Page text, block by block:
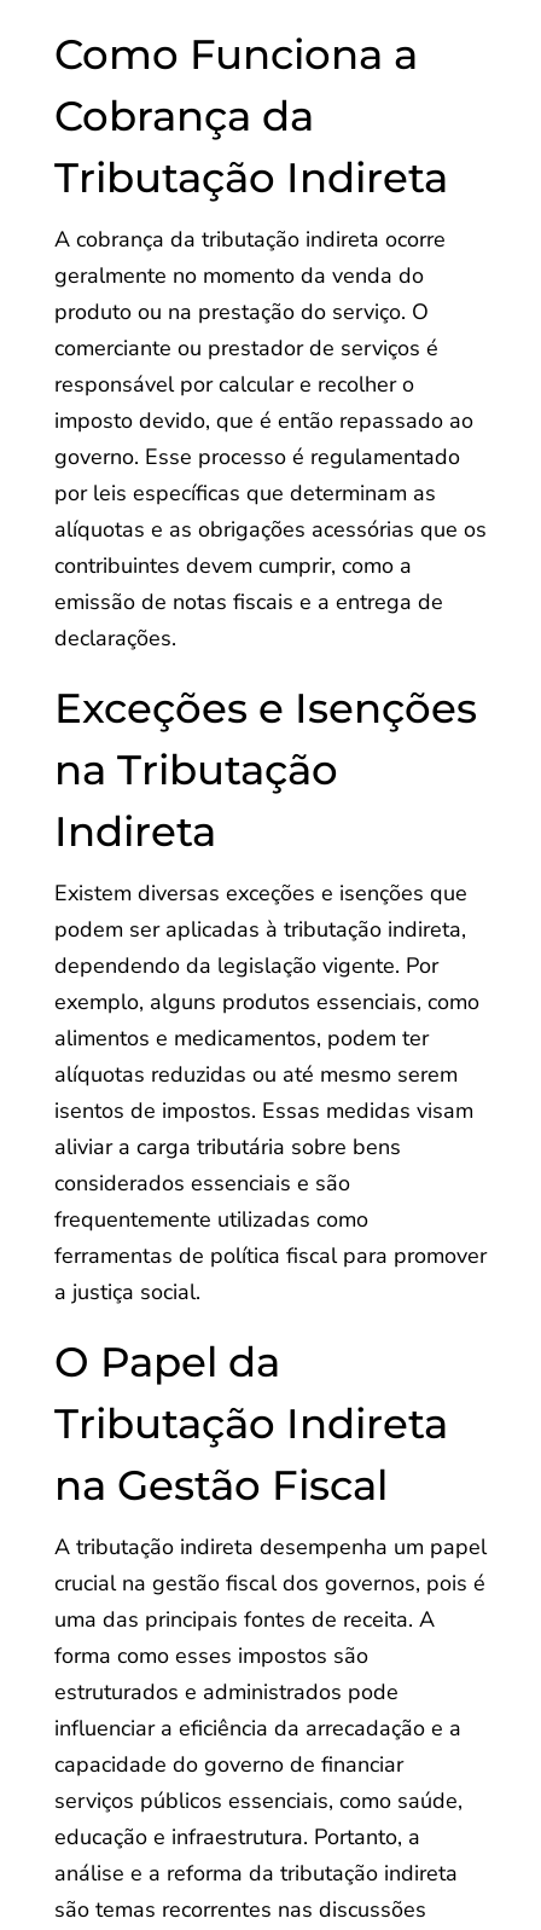
Como Funciona a
Cobrança da
Tributação Indireta
A cobrança da tributação indireta ocorre
geralmente no momento da venda do
produto ou na prestação do serviço. O
comerciante ou prestador de serviços é
responsável por calcular e recolher o
imposto devido, que é então repassado ao
governo. Esse processo é regulamentado
por leis específicas que determinam as
alíquotas e as obrigações acessórias que os
contribuintes devem cumprir, como a
emissão de notas fiscais e a entrega de
declarações.
Exceções e Isenções
na Tributação
Indireta
Existem diversas exceções e isenções que
podem ser aplicadas à tributação indireta,
dependendo da legislação vigente. Por
exemplo, alguns produtos essenciais, como
alimentos e medicamentos, podem ter
alíquotas reduzidas ou até mesmo serem
isentos de impostos. Essas medidas visam
aliviar a carga tributária sobre bens
considerados essenciais e são
frequentemente utilizadas como
ferramentas de política fiscal para promover
a justiça social.
O Papel da
Tributação Indireta
na Gestão Fiscal
A tributação indireta desempenha um papel
crucial na gestão fiscal dos governos, pois é
uma das principais fontes de receita. A
forma como esses impostos são
estruturados e administrados pode
influenciar a eficiência da arrecadação e a
capacidade do governo de financiar
serviços públicos essenciais, como saúde,
educação e infraestrutura. Portanto, a
análise e a reforma da tributação indireta
são temas recorrentes nas discussões